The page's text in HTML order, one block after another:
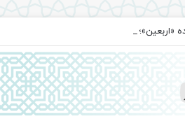
«اربعین»؛ روایت حماسه، استقامت و